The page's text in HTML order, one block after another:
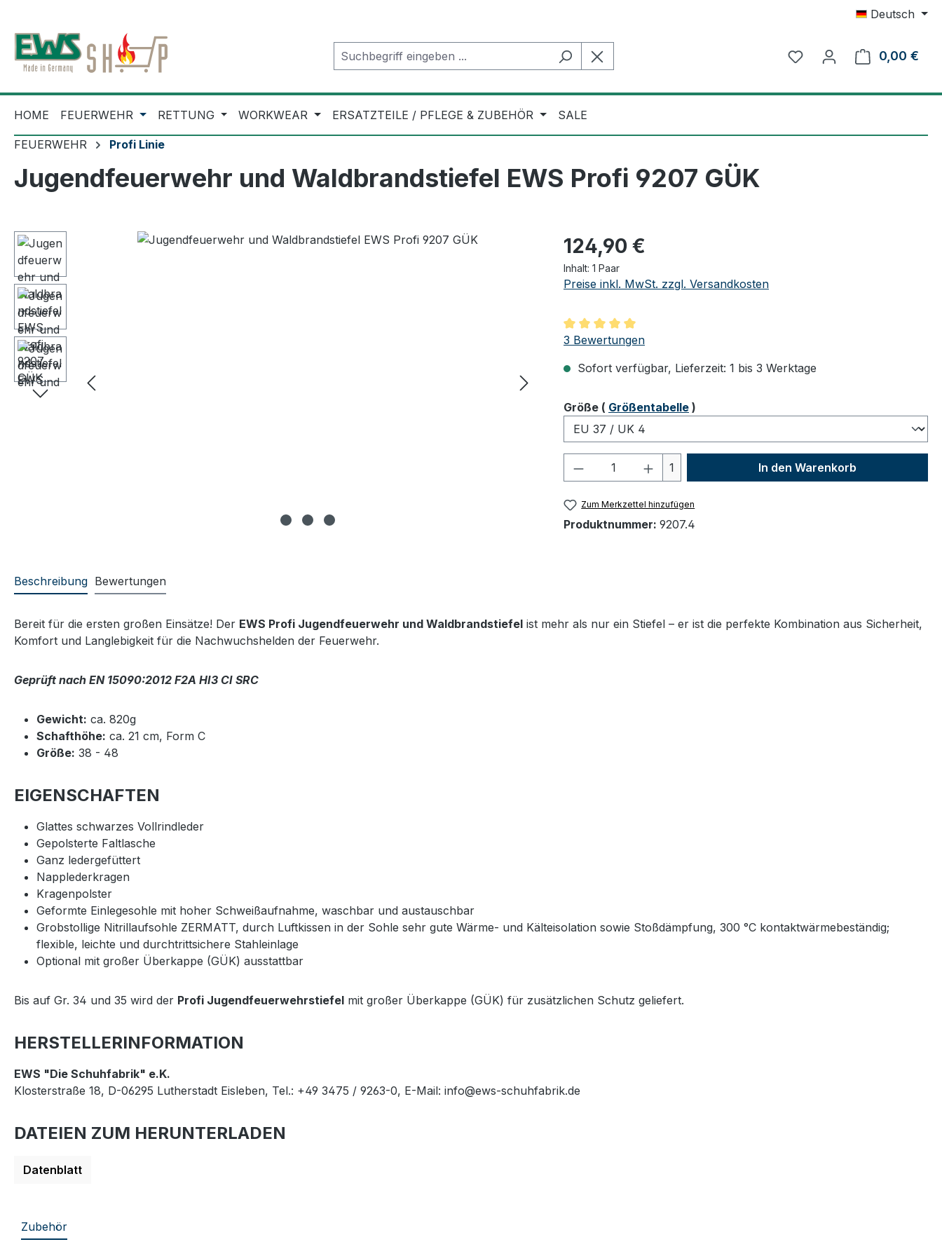
Deutsch
0,00 €
HOME FEUERWEHR RETTUNG WORKWEAR ERSATZTEILE / PFLEGE & ZUBEHÖR SALE
FEUERWEHR Profi Linie
Jugendfeuerwehr und Waldbrandstiefel EWS Profi 9207 GÜK
Regulärer Preis:
124,90 €
Inhalt: 1 Paar
Preise inkl. MwSt. zzgl. Versandkosten
Durchschnittliche Bewertung von 5 von 5 Sternen
3 Bewertungen
Sofort verfügbar, Lieferzeit: 1 bis 3 Werktage
Größeauswählen
( Größentabelle )
Produkt Anzahl: Gib den gewünschten Wert
1 In den Warenkorb
Zum Merkzettel hinzufügen
Produktnummer: 9207.4
Beschreibung Bewertungen
Bereit für die ersten großen Einsätze! Der EWS Profi Jugendfeuerwehr und Waldbrandstiefel ist mehr als nur ein Stiefel – er ist die perfekte Kombination aus Sicherheit,
Komfort und Langlebigkeit für die Nachwuchshelden der Feuerwehr.
Geprüft nach EN 15090:2012 F2A HI3 CI SRC
Gewicht: ca. 820g
Schafthöhe: ca. 21 cm, Form C
Größe: 38 - 48
EIGENSCHAFTEN
Glattes schwarzes Vollrindleder
Gepolsterte Faltlasche
Ganz ledergefüttert
Napplederkragen
Kragenpolster
Geformte Einlegesohle mit hoher Schweißaufnahme, waschbar und austauschbar
Grobstollige Nitrillaufsohle ZERMATT, durch Luftkissen in der Sohle sehr gute Wärme- und Kälteisolation sowie Stoßdämpfung, 300 °C kontaktwärmebeständig;
flexible, leichte und durchtrittsichere Stahleinlage
Optional mit großer Überkappe (GÜK) ausstattbar
Bis auf Gr. 34 und 35 wird der Profi Jugendfeuerwehrstiefel mit großer Überkappe (GÜK) für zusätzlichen Schutz geliefert.
HERSTELLERINFORMATION
EWS "Die Schuhfabrik" e.K.
Klosterstraße 18, D-06295 Lutherstadt Eisleben, Tel.: +49 3475 / 9263-0, E-Mail: info@ews-schuhfabrik.de
DATEIEN ZUM HERUNTERLADEN
Datenblatt
Zubehör